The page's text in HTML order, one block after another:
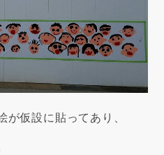
が仮設に貼ってあり、